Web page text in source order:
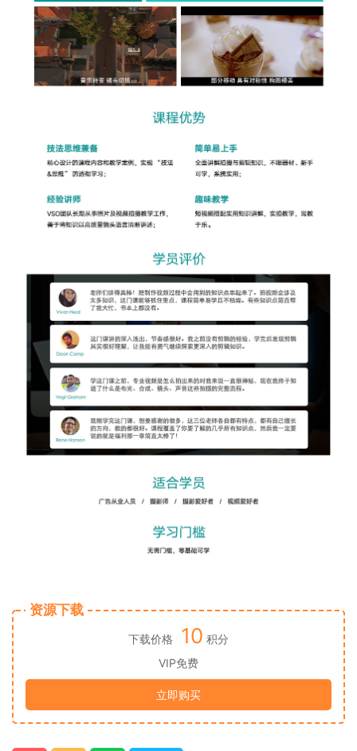
资源下载
下载价格 10 积分
VIP免费
立即购买